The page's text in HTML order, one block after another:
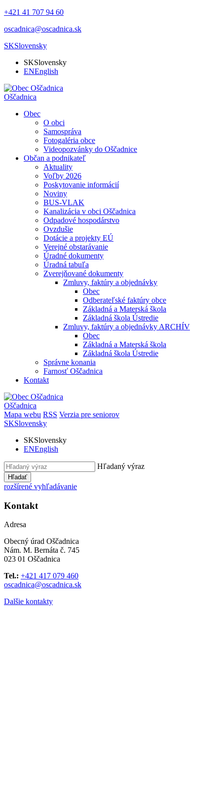
+421 41 707 94 60
oscadnica@oscadnica.sk
SKSlovensky
SKSlovensky
ENEnglish
Oščadnica
Obec
O obci
Samospráva
Fotogaléria obce
Videopozvánky do Oščadnice
Občan a podnikateľ
Aktuality
Voľby 2026
Poskytovanie informácií
Noviny
BUS-VLAK
Kanalizácia v obci Oščadnica
Odpadové hospodárstvo
Ovzdušie
Dotácie a projekty EÚ
Verejné obstarávanie
Úradné dokumenty
Úradná tabuľa
Zverejňované dokumenty
Zmluvy, faktúry a objednávky
Obec
Odberateľské faktúry obce
Základná a Materská škola
Základná škola Ústredie
Zmluvy, faktúry a objednávky ARCHÍV
Obec
Základná a Materská škola
Základná škola Ústredie
Správne konania
Farnosť Oščadnica
Kontakt
Oščadnica
Mapa webu RSS Verzia pre seniorov
SKSlovensky
SKSlovensky
ENEnglish
Hľadaný výraz
Hľadať
rozšírené vyhľadávanie
Kontakt
Adresa
Obecný úrad Oščadnica
Nám. M. Bernáta č. 745
023 01 Oščadnica
Tel.: +421 417 079 460
oscadnica@oscadnica.sk
Dalšie kontakty